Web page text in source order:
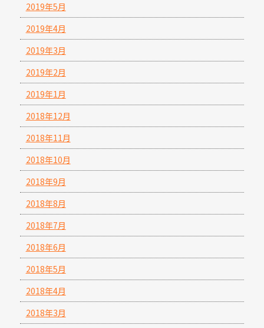
2019年5月
2019年4月
2019年3月
2019年2月
2019年1月
2018年12月
2018年11月
2018年10月
2018年9月
2018年8月
2018年7月
2018年6月
2018年5月
2018年4月
2018年3月